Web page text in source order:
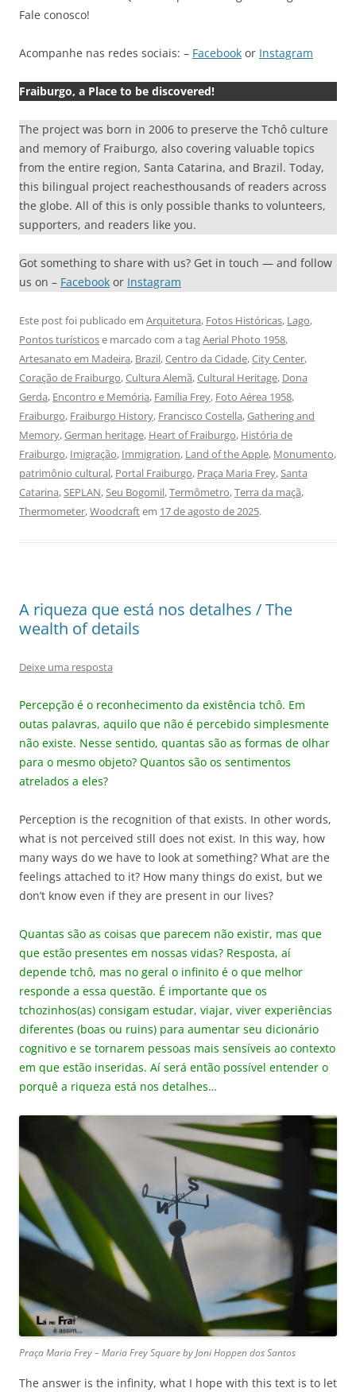
Fale conosco!
Acompanhe nas redes sociais: – Facebook or Instagram
Fraiburgo, a Place to be discovered!
The project was born in 2006 to preserve the Tchô culture
and memory of Fraiburgo, also covering valuable topics
from the entire region, Santa Catarina, and Brazil. Today,
this bilingual project reachesthousands of readers across
the globe. All of this is only possible thanks to volunteers,
supporters, and readers like you.
Got something to share with us? Get in touch — and follow
us on – Facebook or Instagram
Este post foi publicado em Arquitetura, Fotos Históricas, Lago,
Pontos turísticose marcado com a tagAerial Photo 1958,
Artesanato em Madeira, Brazil,Centro da Cidade,City Center,
Coração de Fraiburgo,Cultura Alemã,Cultural Heritage, Dona
Gerda, Encontro e Memória, Família Frey, Foto Aérea 1958,
Fraiburgo, Fraiburgo History, Francisco Costella,Gathering and
Memory,German heritage, Heart of Fraiburgo, História de
Fraiburgo, Imigração, Immigration, Land of the Apple, Monumento,
patrimônio cultural, Portal Fraiburgo, Praça Maria Frey,Santa
Catarina,SEPLAN,Seu Bogomil,Termômetro,Terra da maçã,
Thermometer,Woodcraftem 17 de agosto de 2025.
A riqueza que está nos detalhes / The
wealth of details
Deixe uma resposta
Percepção é o reconhecimento da existência tchô. Em
outas palavras, aquilo que não é percebido simplesmente
não existe. Nesse sentido, quantas são as formas de olhar
para o mesmo objeto? Quantos são os sentimentos
atrelados a eles?
Perception is the recognition of that exists. In other words,
what is not perceived still does not exist. In this way, how
many ways do we have to look at something? What are the
feelings attached to it? How many things do exist, but we
don’t know even if they are present in our lives?
Quantas são as coisas que parecem não existir, mas que
que estão presentes em nossas vidas? Resposta, aí
depende tchô, mas no geral o infinito é o que melhor
responde a essa questão. É importante que os
tchozinhos(as) consigam estudar, viajar, viver experiências
diferentes (boas ou ruins) para aumentar seu dicionário
cognitivo e se tornarem pessoas mais sensíveis ao contexto
em que estão inseridas. Aí será então possível entender o
porquê a riqueza está nos detalhes…
Praça Maria Frey – Maria Frey Square by Joni Hoppen dos Santos
The answer is the infinity, what I hope with this text is to let